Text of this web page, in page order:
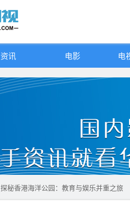
资讯 电影 电
探秘香港海洋公园：教育与娱乐并重之旅